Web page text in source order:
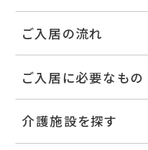
ご入居の流れ
ご入居に必要なもの
介護施設を探す